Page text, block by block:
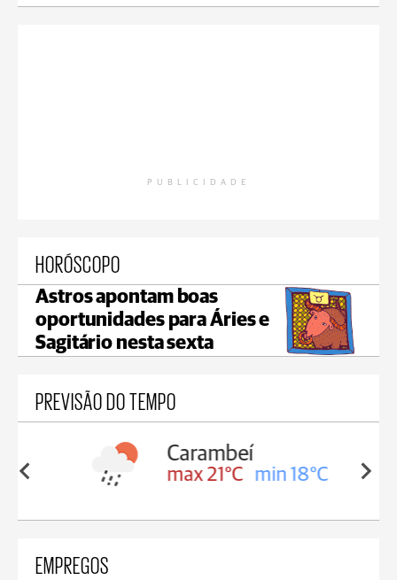
PUBLICIDADE
HORÓSCOPO
Astros apontam boas
oportunidades para Áries e
Sagitário nesta sexta
PREVISÃO DO TEMPO
18°C
Carambeí
max 21°C min 18°C
EMPREGOS